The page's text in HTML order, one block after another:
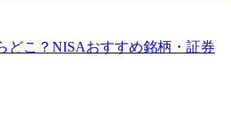
どこ？NISAおすすめ銘柄・証券